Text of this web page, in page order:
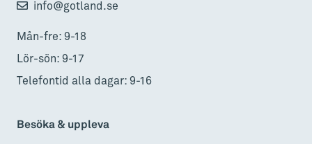
info@gotland.se
Mån-fre: 9-18
Lör-sön: 9-17
Telefontid alla dagar: 9-16
Besöka & uppleva